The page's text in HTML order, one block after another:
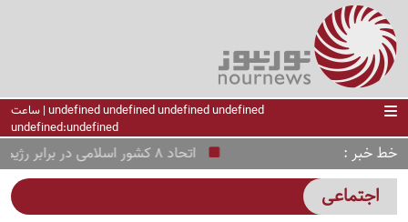
undefined undefined undefined undefined | ساعت
undefined:undefined
خط خبر اتحاد 8 کشور اسلامی در برابر رژیم صهیونیستی؛ فراخوان فوری به شورای امنیت
اجتماعی